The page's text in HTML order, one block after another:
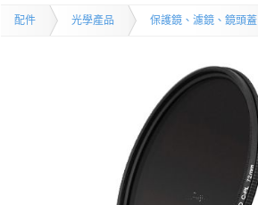
配件 光學產品 保護鏡、濾鏡、鏡頭蓋